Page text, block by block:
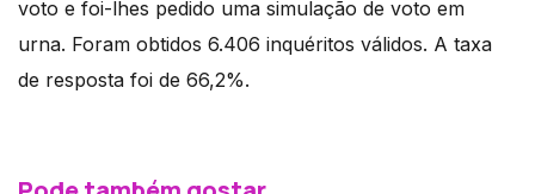
voto e foi-lhes pedido uma simulação de voto em
urna. Foram obtidos 6.406 inquéritos válidos. A taxa
de resposta foi de 66,2%.